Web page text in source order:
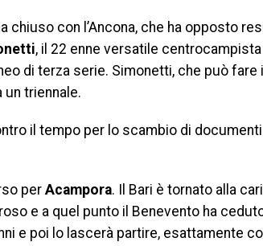
chiuso con l’Ancona, che ha opposto
, il 22 enne versatile
di terza serie. Simonetti, che può
un triennale.
il tempo per lo scambio di
per Acampora. Il Bari è tornato alla
e a quel punto il Benevento ha
e poi lo lascerà partire, esattamente